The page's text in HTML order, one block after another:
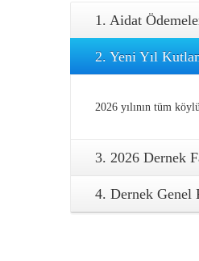
1. Aidat
2. Yeni Yıl
2026 yılının tüm
3. 2026 Dernek
4. Dernek Genel